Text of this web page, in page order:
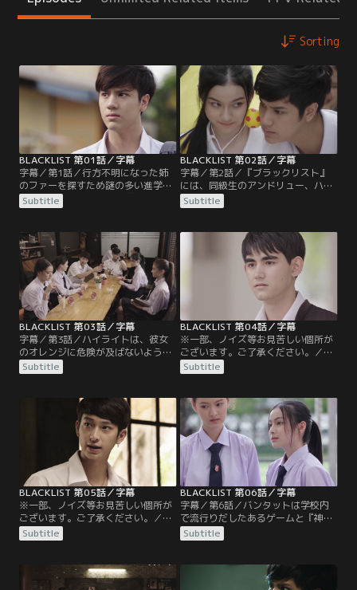
Sorting
BLACKLIST 第01話／字幕
字幕／第1話／行方不明になった姉
のファーを探すため謎の多い進学
校・エーカナン高校に入学したトラ
フィックは、失踪につながる手掛か
ューとハイライトも加わるが、何者
かによって襲われ囚われの身となっ
てしまう。なんとか危機を脱したト
ラフィックは、担任教師のワンパデ
ットから学園の謎を調査するために
集められた…。
Subtitle
BLACKLIST 第02話／字幕
字幕／第2話／『ブラックリスト』
には、同級生のアンドリュー、ハイ
ライト、バンタット、ジンベエ、タ
イトルの姿が。トラフィックは学園
姉の失踪に関わっていることを知
り、『ブラックリスト』のメンバー
とともに周辺人物を調査すること
に。『神の手』と接触した人物を尾
行するなか、アンドリューは自身を
差し置いてリーダーに選ばれた…。
Subtitle
BLACKLIST 第03話／字幕
字幕／第3話／ハイライトは、彼女
のオレンジに危険が及ばないよう
『ブラックリスト』のことを話せず
にいた。そんな中、学園内で起きた
査すべく、被害者のジュートの元を
訪れると、彼は建物の屋上から飛び
降りようとしていた。ハイライトは
彼の自殺を止め犯人捜索を約束する
も、精神的に追い詰められたジュー
トはとんでもない行動に出る。
Subtitle
BLACKLIST 第04話／字幕
※一部、ノイズ等お見苦しい個所が
ございます。ご了承ください。／字
幕／第4話／初恋の相手であるカッ
プケーキと再会するタイトル。しか
は、闇の組織『神の手』から追われ
ていた。愛する人を守るため、タイ
トルは『ブラックリスト』のメンバ
ーには知らせず、ダークと2人で
『神の手』とそのリーダーが集まる
場所へと乗り込むのだが…。
Subtitle
BLACKLIST 第05話／字幕
※一部、ノイズ等お見苦しい個所が
ございます。ご了承ください。／字
幕／第5話／ダークに裏切られ大怪
我を負ったタイトルは、これ以上仲
リスト』を抜けることに。ジンベエ
は情報収集のため『神の手』の一味
Subtitle
BLACKLIST 第06話／字幕
字幕／第6話／バンタットは学校内
で流行りだしたあるゲームと『神の
手』との関連を調べる中で、校長の
姪であるライラと急接近する。一
サポート集団『アイジーニアス』へ
潜入調査をすることに。タイトルは
Subtitle